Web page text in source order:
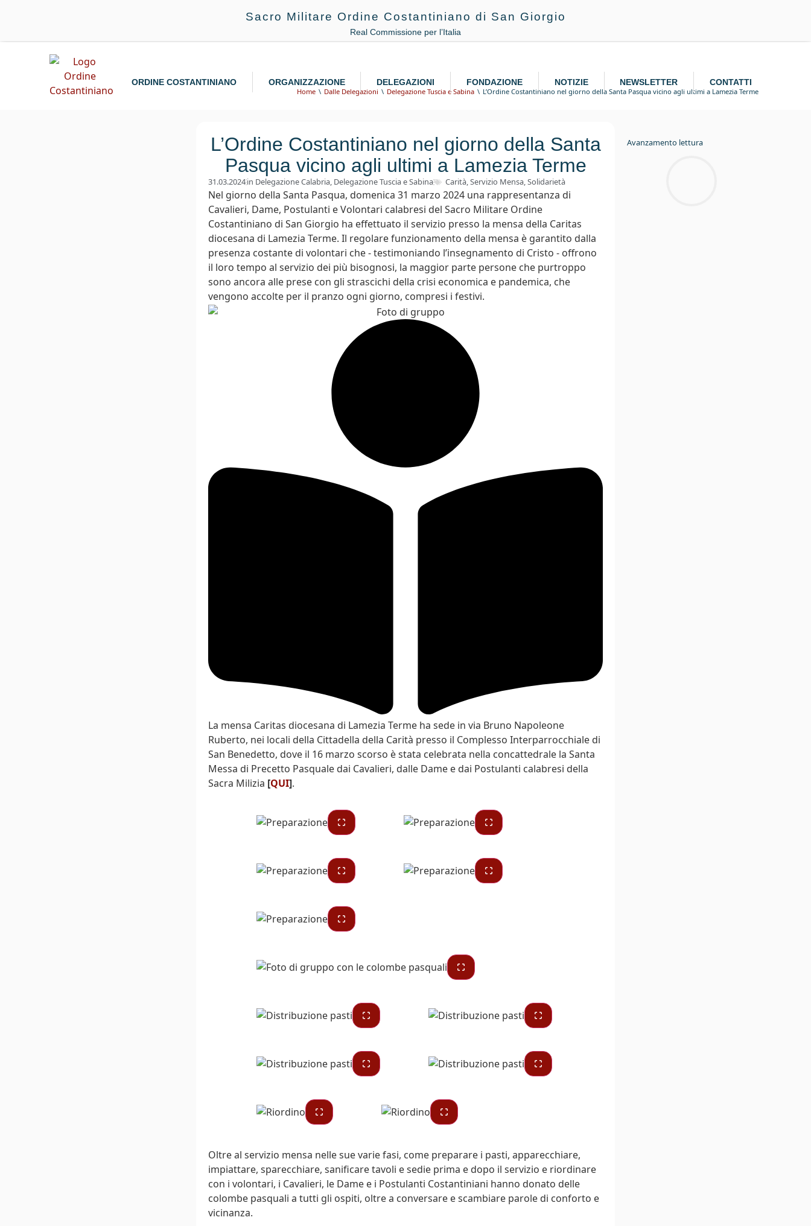
Sacro Militare Ordine Costantiniano di San Giorgio
Real Commissione per l’Italia
ORDINE COSTANTINIANO ORGANIZZAZIONE DELEGAZIONI FONDAZIONE NOTIZIE NEWSLETTER CONTATTI
Home Dalle Delegazioni Delegazione Tuscia e Sabina L’Ordine Costantiniano nel giorno della Santa Pasqua vicino agli ultimi a Lamezia Terme
L’Ordine Costantiniano nel giorno della Santa
Pasqua vicino agli ultimi a Lamezia Terme
31.03.2024in Delegazione Calabria, Delegazione Tuscia e Sabina Carità,Servizio Mensa,Solidarietà
Nel giorno della Santa Pasqua, domenica 31 marzo 2024 una rappresentanza di
Cavalieri, Dame, Postulanti e Volontari calabresi del Sacro Militare Ordine
Costantiniano di San Giorgio ha effettuato il servizio presso la mensa della Caritas
diocesana di Lamezia Terme. Il regolare funzionamento della mensa è garantito dalla
presenza costante di volontari che - testimoniando l’insegnamento di Cristo - offrono
il loro tempo al servizio dei più bisognosi, la maggior parte persone che purtroppo
sono ancora alle prese con gli strascichi della crisi economica e pandemica, che
vengono accolte per il pranzo ogni giorno, compresi i festivi.
La mensa Caritas diocesana di Lamezia Terme ha sede in via Bruno Napoleone
Ruberto, nei locali della Cittadella della Carità presso il Complesso Interparrocchiale di
San Benedetto, dove il 16 marzo scorso è stata celebrata nella concattedrale la Santa
Messa di Precetto Pasquale dai Cavalieri, dalle Dame e dai Postulanti calabresi della
Sacra Milizia [QUI].
Oltre al servizio mensa nelle sue varie fasi, come preparare i pasti, apparecchiare,
impiattare, sparecchiare, sanificare tavoli e sedie prima e dopo il servizio e riordinare
con i volontari, i Cavalieri, le Dame e i Postulanti Costantiniani hanno donato delle
colombe pasquali a tutti gli ospiti, oltre a conversare e scambiare parole di conforto e
vicinanza.
Avanzamento lettura